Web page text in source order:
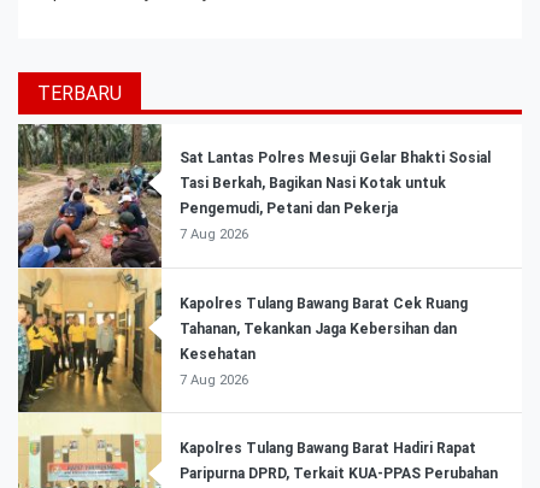
TERBARU
Sat Lantas Polres Mesuji Gelar Bhakti Sosial
Tasi Berkah, Bagikan Nasi Kotak untuk
Pengemudi, Petani dan Pekerja
7 Aug 2026
Kapolres Tulang Bawang Barat Cek Ruang
Tahanan, Tekankan Jaga Kebersihan dan
Kesehatan
7 Aug 2026
Kapolres Tulang Bawang Barat Hadiri Rapat
Paripurna DPRD, Terkait KUA-PPAS Perubahan